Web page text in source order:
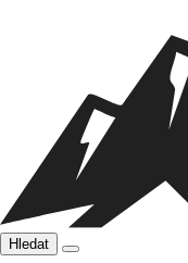
Hledat